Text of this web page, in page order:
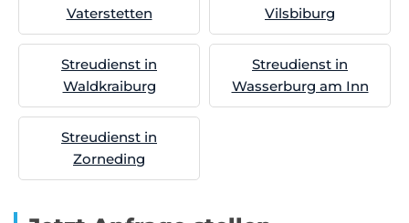
Vaterstetten
Vilsbiburg
Streudienst in
Waldkraiburg
Streudienst in
Wasserburg am Inn
Streudienst in
Zorneding